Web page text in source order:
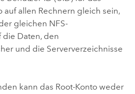
auf allen Rechnern gleich sein,
gleichen NFS-
Daten, den
und die Serververzeichnisse
kann das Root-Konto weder